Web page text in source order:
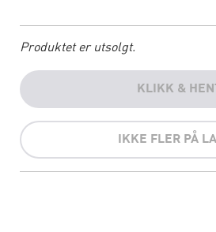
Produktet er utsolgt.
KLIKK &
IKKE FLER PÅ